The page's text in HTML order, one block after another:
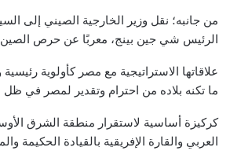
من جانبه؛ نقل وزير الخارجية الصيني إلى
الرئيس شي جين بينج، معربًا عن حرص الصين
علاقاتها الاستراتيجية مع مصر كأولوية
ما تكنه بلاده من احترام وتقدير لمصر في ظل
كركيزة أساسية لاستقرار منطقة الشرق
العربي والقارة الإفريقية بالقيادة الحكيمة